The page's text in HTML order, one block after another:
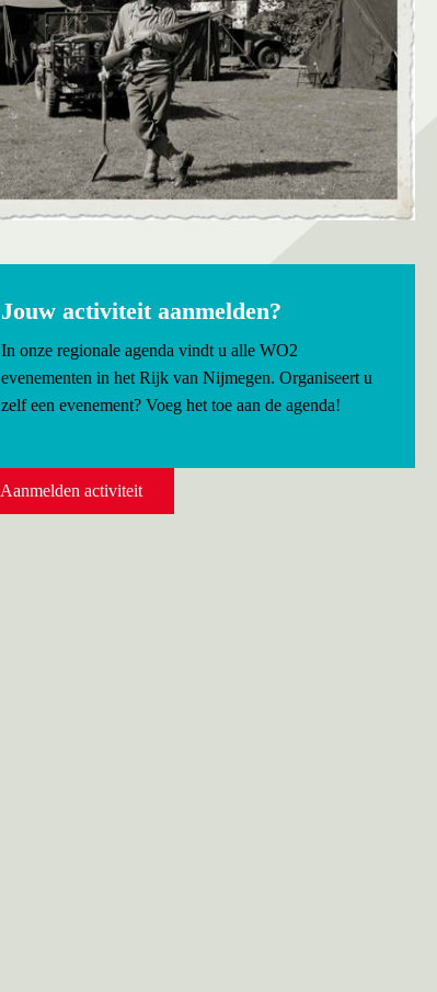
Jouw activiteit aanmelden?
In onze regionale agenda vindt u alle WO2
evenementen in het Rijk van Nijmegen. Organiseert u
zelf een evenement? Voeg het toe aan de agenda!
Aanmelden activiteit